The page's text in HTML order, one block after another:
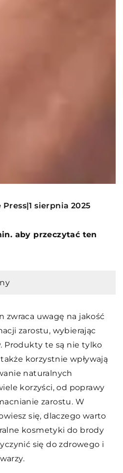
Press|1 sierpnia 2025
aby przeczytać ten
zwraca uwagę na jakość
zarostu, wybierając
Produkty te są nie tylko
korzystnie wpływają
naturalnych
korzyści, od poprawy
zarostu. W
się, dlaczego warto
kosmetyki do brody
się do zdrowego i